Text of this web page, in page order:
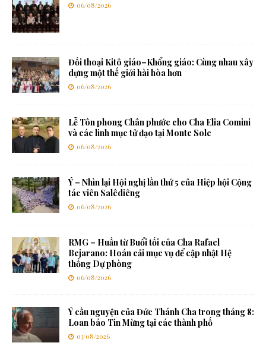
06/08/2026
Đối thoại Kitô giáo–Khổng giáo: Cùng nhau xây
dựng một thế giới hài hòa hơn
06/08/2026
Lễ Tôn phong Chân phước cho Cha Elia Comini
và các linh mục tử đạo tại Monte Sole
06/08/2026
Ý – Nhìn lại Hội nghị lần thứ 5 của Hiệp hội Cộng
tác viên Salêdiêng
06/08/2026
RMG – Huấn từ Buổi tối của Cha Rafael
Bejarano: Hoán cải mục vụ để cập nhật Hệ
thống Dự phòng
06/08/2026
Ý cầu nguyện của Đức Thánh Cha trong tháng 8:
Loan báo Tin Mừng tại các thành phố
03/08/2026